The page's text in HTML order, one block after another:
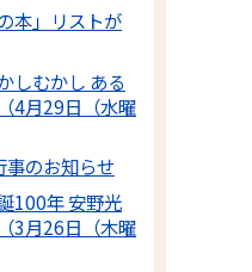
本」リストが
しむかし ある
4月29日（水曜
事のお知らせ
100年 安野光
3月26日（木曜